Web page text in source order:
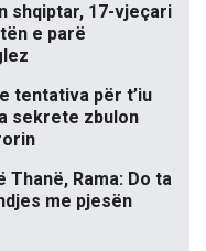
shqiptar, 17-vjeçari
e parë
tentativa për t’iu
sekrete zbulon
Thanë, Rama: Do ta
me pjesën